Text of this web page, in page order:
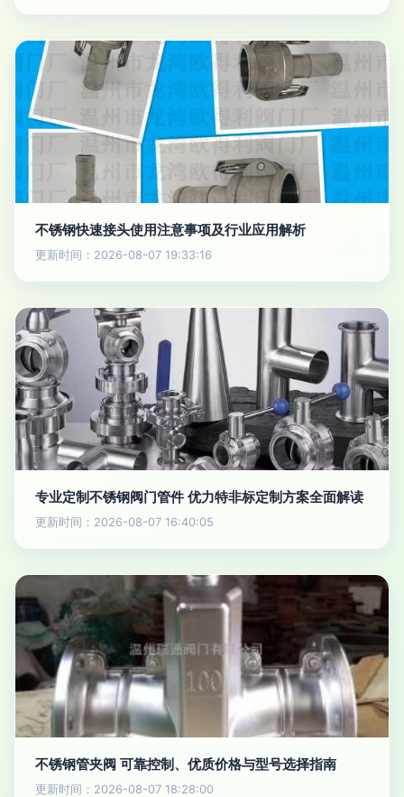
不锈钢快速接头使用注意事项及行业应用解析
更新时间：2026-08-07 19:33:16
专业定制不锈钢阀门管件 优力特非标定制方案全面解读
更新时间：2026-08-07 16:40:05
不锈钢管夹阀 可靠控制、优质价格与型号选择指南
更新时间：2026-08-07 18:28:00